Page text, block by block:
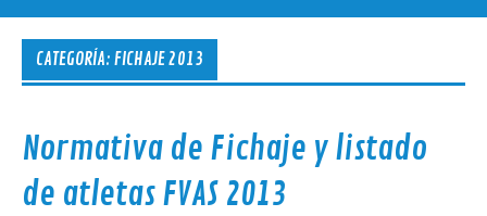
CATEGORÍA: FICHAJE 2013
Normativa de Fichaje y listado
de atletas FVAS 2013